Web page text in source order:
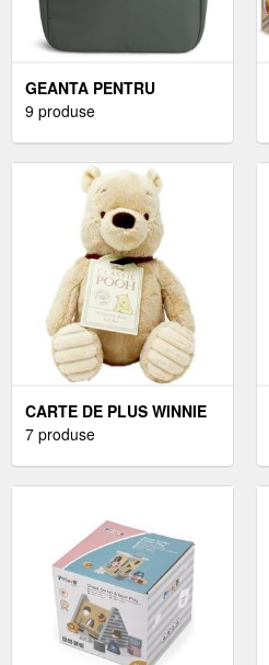
GEANTA PENTRU
CARUCIOR CU
9 produse
CARTE DE PLUS WINNIE
THE POOH
7 produse